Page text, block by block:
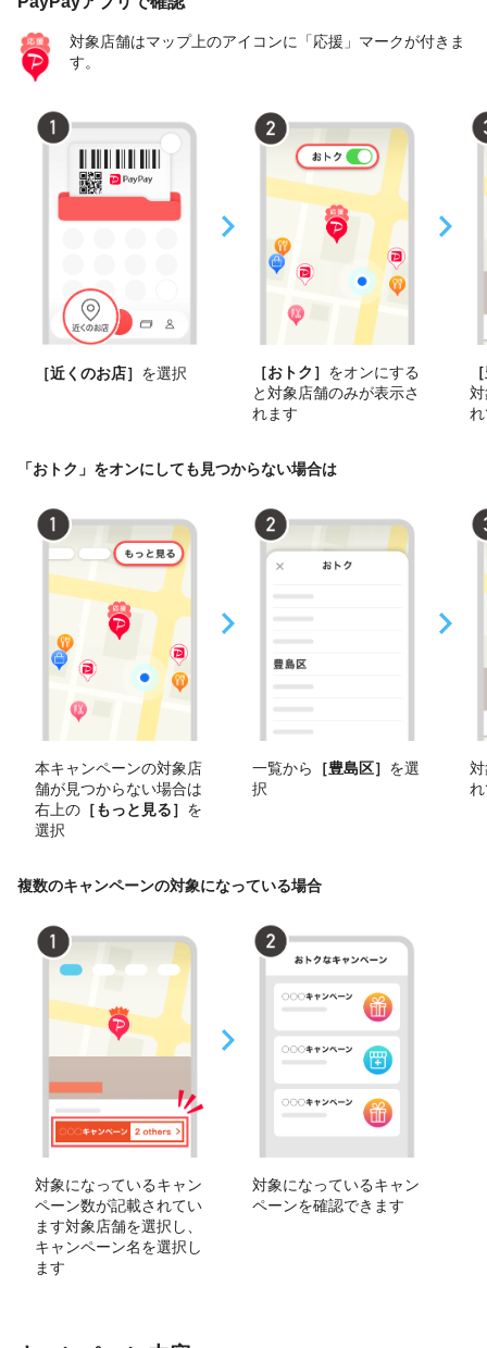
対象店舗はマップ上のアイコンに「応援」マークが付きま
す。
［近くのお店］ を選択 ［おトク］ をオンにする
と対象店舗のみが表示さ
れます
「おトク」をオンにしても見つからない場合は
本キャンペーンの対象店
舗が見つからない場合は
右上の ［もっと見る］ を
選択
一覧から ［豊島区］ を選
択
複数のキャンペーンの対象になっている場合
対象になっているキャン
ペーン数が記載されてい
ます対象店舗を選択し、
キャンペーン名を選択し
ます
対象になっているキャン
ペーンを確認できます